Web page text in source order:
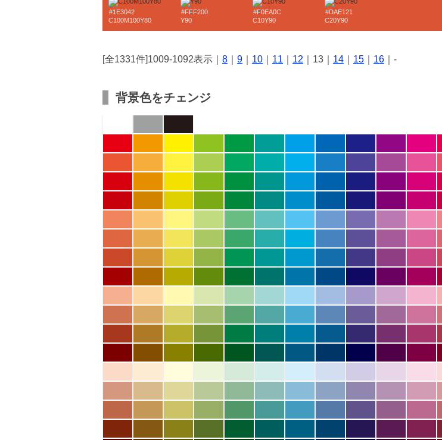
#1E3042
C100M100Y80
#FFF200
Y90
#F0EA0C
C10Y90
#DAE121
C20Y90
[全1331件]1009-1092表示｜ 8 9 10 11 12 ｜13｜ 14 15 16 ｜-
背景色をチェンジ